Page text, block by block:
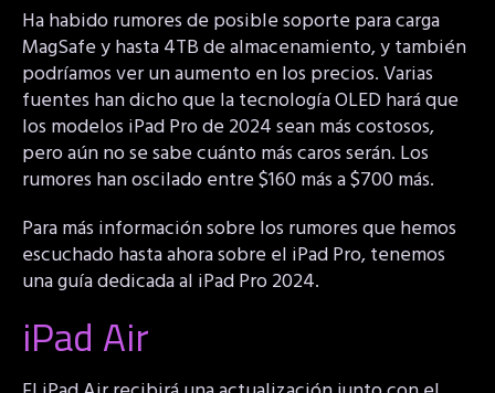
Ha habido rumores de posible soporte para carga
MagSafe y hasta 4TB de almacenamiento, y también
podríamos ver un aumento en los precios. Varias
fuentes han dicho que la tecnología OLED hará que
los modelos iPad Pro de 2024 sean más costosos,
pero aún no se sabe cuánto más caros serán. Los
rumores han oscilado entre $160 más a $700 más.
Para más información sobre los rumores que hemos
escuchado hasta ahora sobre el iPad Pro, tenemos
una guía dedicada al iPad Pro 2024.
iPad Air